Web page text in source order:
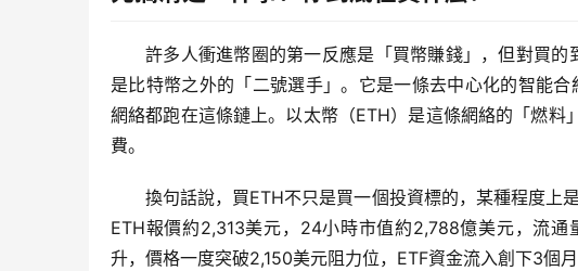
許多人衝進幣圈的第一反應是「買幣賺錢」，但對買
是比特幣之外的「二號選手」。它是一條去中心化的智能
網絡都跑在這條鏈上。以太幣（ETH）是這條網絡的「燃
費。
換句話說，買ETH不只是買一個投資標的，某種程度上
ETH報價約2,313美元，24小時市值約2,788億美元，流
升，價格一度突破2,150美元阻力位，ETF資金流入創下3個